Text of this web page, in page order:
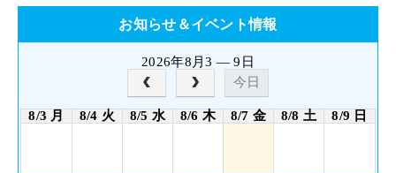
お知らせ＆イベント情報
2026年8月3 — 9日
今日
8/3 月 8/4 火 8/5 水 8/6 木 8/7 金 8/8 土 8/9 日